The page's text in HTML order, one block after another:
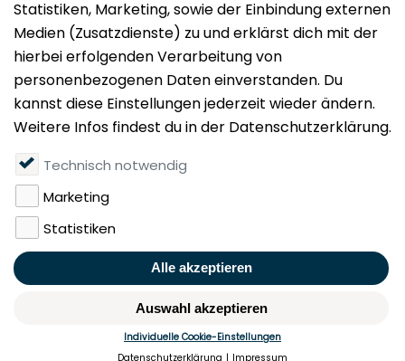
Impressum
Datenschutz
Nutzungsbedingungen
Mieten
Vermieten
Über uns
Presse
Geldwäschegesetz
Rufen Sie uns gerne an:
+49 (0)40 349 14 194